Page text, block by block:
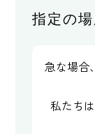
指定の
急な場合
私たち